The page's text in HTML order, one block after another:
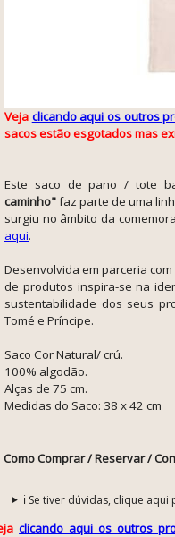
Veja clicando aqui os outros
sacos estão esgotados mas
Este saco de pano / tote
caminho"faz parte de uma
surgiu no âmbito da
aqui.
Desenvolvida em parceria
de produtos inspira-se na
sustentabilidade dos seus
Tomé e Príncipe.
Saco Cor Natural/ crú.
100% algodão.
Alças de 75 cm.
Medidas do Saco: 38 x 42 cm
Como Comprar / Reservar /
ℹ️ Se tiver dúvidas, clique
clicando aqui os outros